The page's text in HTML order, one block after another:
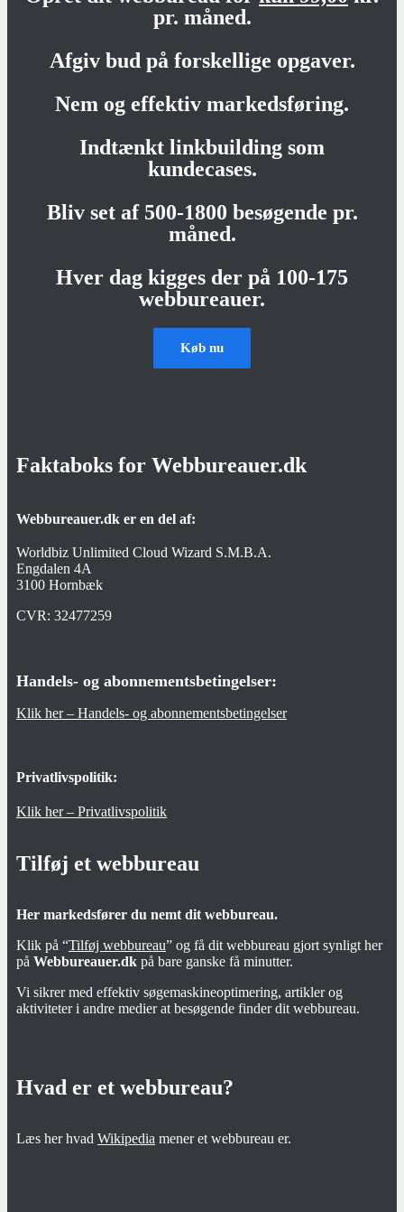
pr. måned.
Afgiv bud på forskellige opgaver.
Nem og effektiv markedsføring.
Indtænkt linkbuilding som
kundecases.
Bliv set af 500-1800 besøgende pr.
måned.
Hver dag kigges der på 100-175
webbureauer.
Køb nu
Faktaboks for Webbureauer.dk
Webbureauer.dk er en del af:
Worldbiz Unlimited Cloud Wizard S.M.B.A.
Engdalen 4A
3100 Hornbæk
CVR: 32477259
Handels- og abonnementsbetingelser:
Klik her – Handels- og abonnementsbetingelser
Privatlivspolitik:
Klik her – Privatlivspolitik
Tilføj et webbureau
Her markedsfører du nemt dit webbureau.
Klik på “Tilføj webbureau” og få dit webbureau gjort synligt her
på Webbureauer.dk på bare ganske få minutter.
Vi sikrer med effektiv søgemaskineoptimering, artikler og
aktiviteter i andre medier at besøgende finder dit webbureau.
Hvad er et webbureau?
Læs her hvad Wikipedia mener et webbureau er.